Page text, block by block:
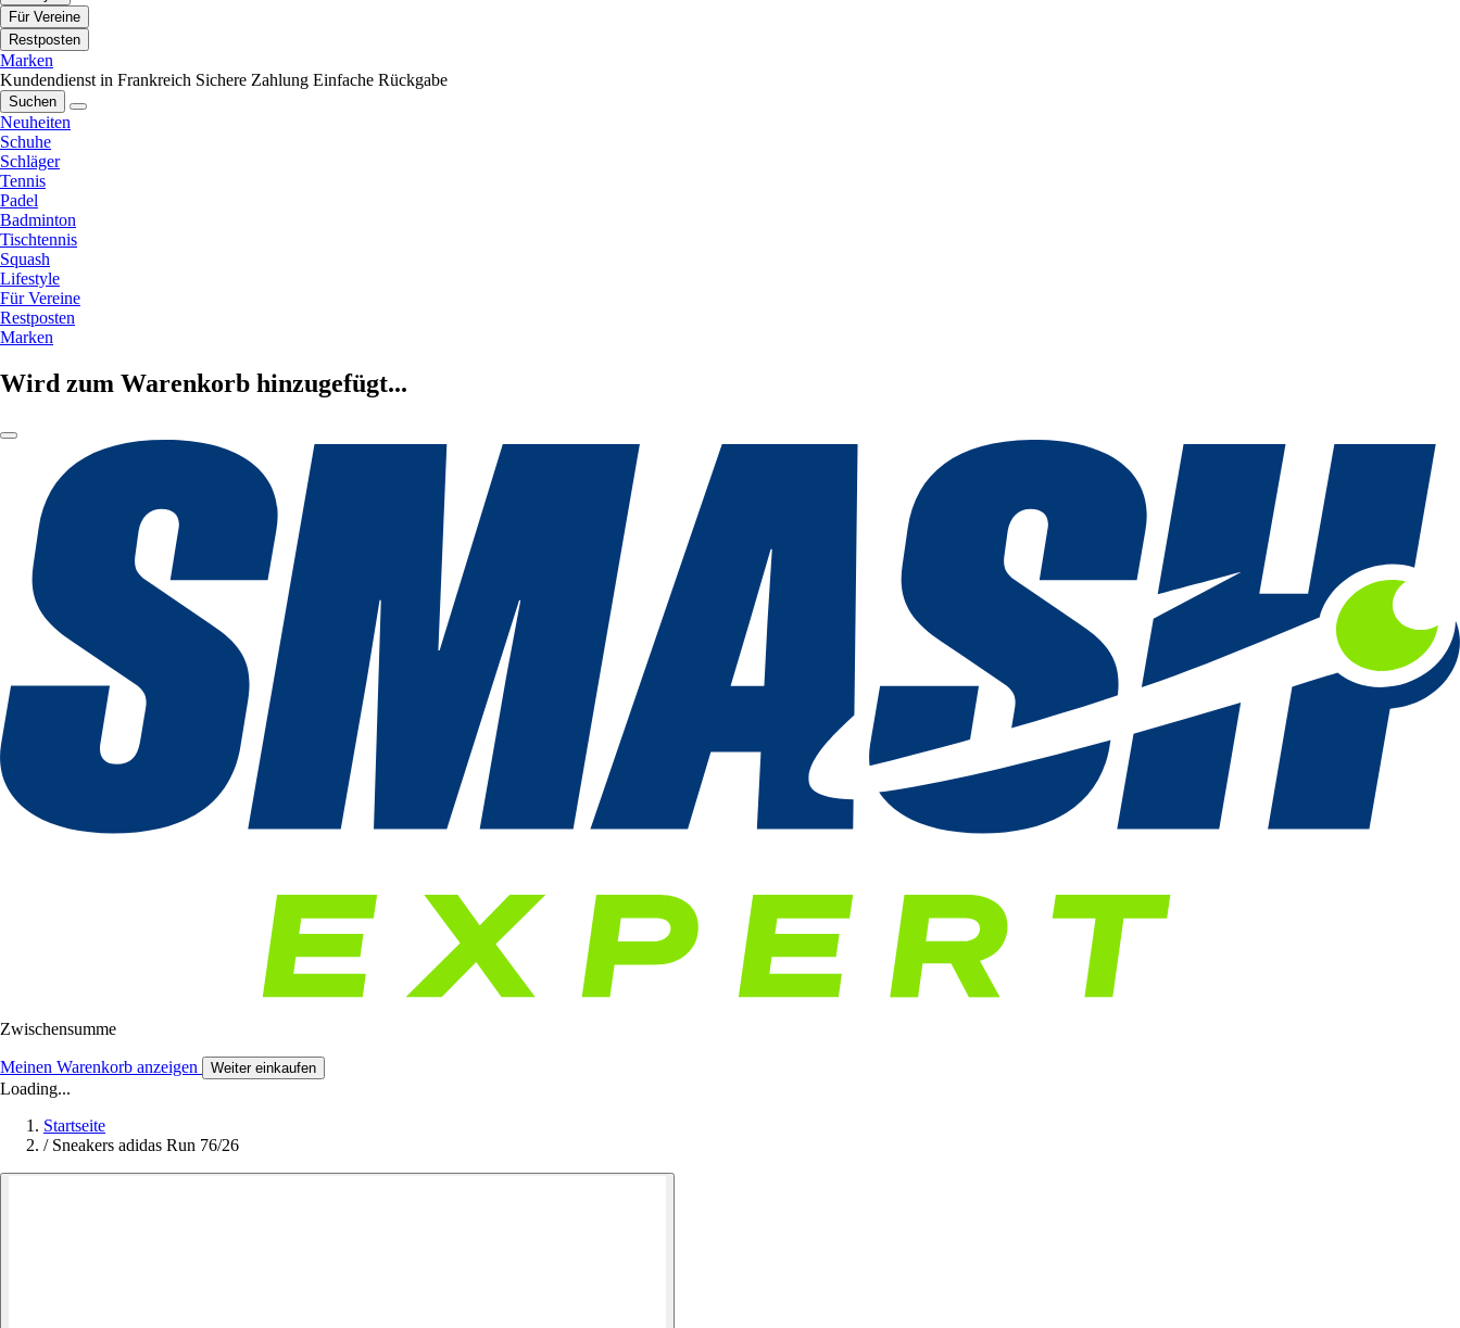
Für Vereine
Restposten
Marken
Kundendienst in Frankreich Sichere Zahlung Einfache Rückgabe
Suchen
Neuheiten
Schuhe
Schläger
Tennis
Padel
Badminton
Tischtennis
Squash
Lifestyle
Für Vereine
Restposten
Marken
Wird zum Warenkorb hinzugefügt...
Zwischensumme
Meinen Warenkorb anzeigen Weiter einkaufen
Loading...
Startseite
/ Sneakers adidas Run 76/26